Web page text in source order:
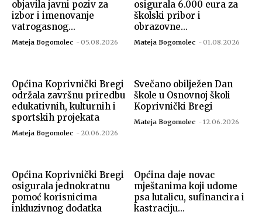
objavila javni poziv za
izbor i imenovanje
vatrogasnog...
Mateja Bogomolec - 05.08.2026
osigurala 6.000 eura za
školski pribor i
obrazovne...
Mateja Bogomolec - 01.08.2026
Općina Koprivnički Bregi
održala završnu priredbu
edukativnih, kulturnih i
sportskih projekata
Mateja Bogomolec - 20.06.2026
Svečano obilježen Dan
škole u Osnovnoj školi
Koprivnički Bregi
Mateja Bogomolec - 12.06.2026
Općina Koprivnički Bregi
osigurala jednokratnu
pomoć korisnicima
inkluzivnog dodatka
Općina daje novac
mještanima koji udome
psa lutalicu, sufinancira i
kastraciju...